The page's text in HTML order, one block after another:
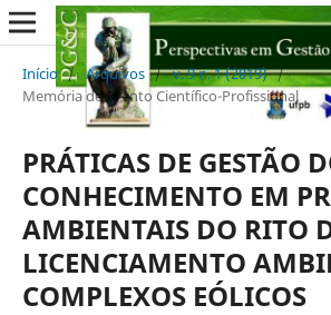
Início / Arquivos / v. 9 n. 1 (2019) /
Memória de Evento Científico-Profissional
PRÁTICAS DE GESTÃO
CONHECIMENTO EM
AMBIENTAIS DO RITO
LICENCIAMENTO
COMPLEXOS EÓLICOS